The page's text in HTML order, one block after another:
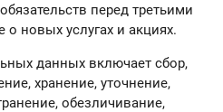
перед третьими
новых услугах и акциях.
данных включает сбор,
хранение, уточнение,
обезличивание,